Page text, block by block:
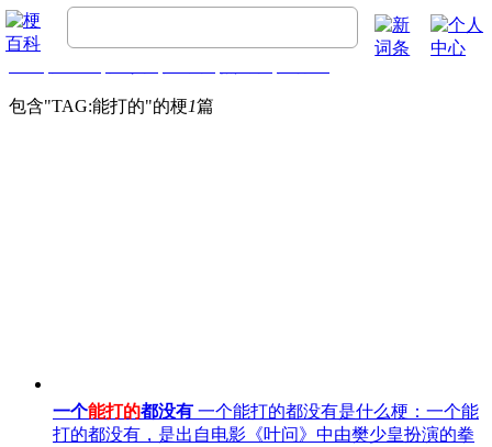
包含"TAG:能打的"的梗1篇
一个能打的都没有 一个能打的都没有是什么梗：一个能
打的都没有，是出自电影《叶问》中由樊少皇扮演的拳